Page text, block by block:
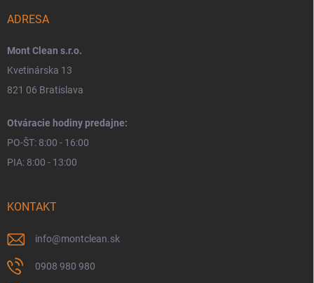
ADRESA
Mont Clean s.r.o.
Kvetinárska 13
821 06 Bratislava
Otváracie hodiny predajne:
PO-ŠT: 8:00 - 16:00
PIA: 8:00 - 13:00
KONTAKT
info@montclean.sk
0908 980 980